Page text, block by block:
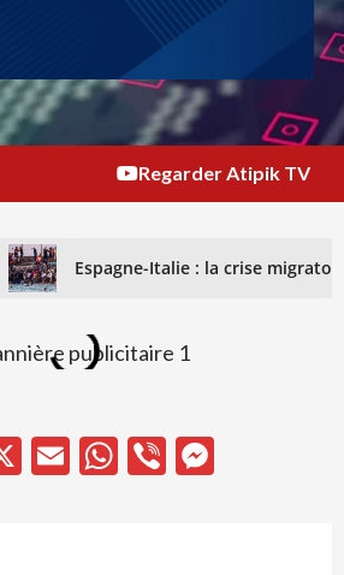
Regarder Atipik TV
Espagne-Italie : la crise
X EmailWhatsApp
Viber